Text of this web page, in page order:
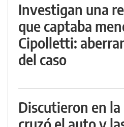
Investigan una
que captaba
Cipolletti:
del caso
Discutieron en la